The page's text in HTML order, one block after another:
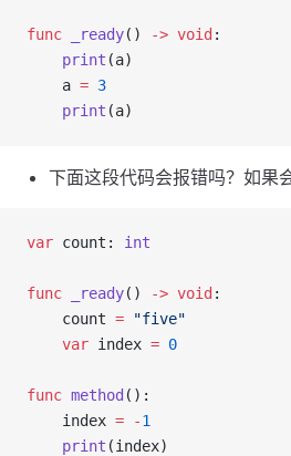
func _ready() -> void :
    print
(a)
    a
= 3
    print
(a)
下面这段代码会报错吗？如果
var count: int
func _ready() -> void :
    count
= "five"
    var
index = 0
func method ():
    index
= -1
    print
(index)